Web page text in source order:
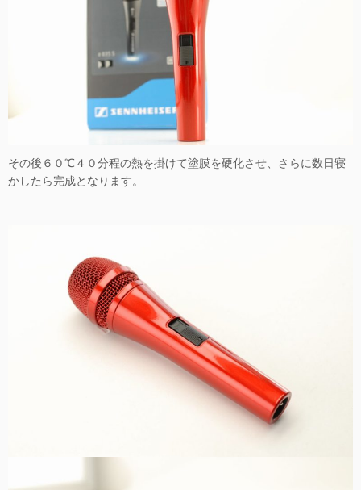
その後６０℃４０分程の熱を掛けて塗膜を硬化させ、さらに数日寝
かしたら完成となります。